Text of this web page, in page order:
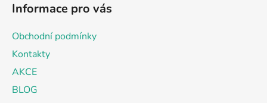
Informace pro vás
Obchodní podmínky
Kontakty
AKCE
BLOG